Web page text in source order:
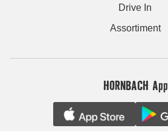
Drive In
Assortiment
HORNBACH App